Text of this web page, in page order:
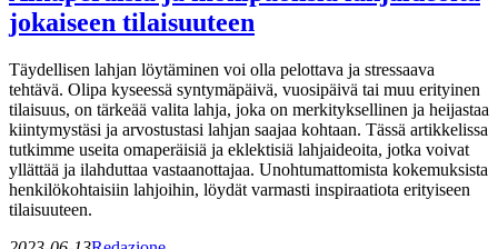
jokaiseen tilaisuuteen
Täydellisen lahjan löytäminen voi olla pelottava ja stressaava
tehtävä. Olipa kyseessä syntymäpäivä, vuosipäivä tai muu erityinen
tilaisuus, on tärkeää valita lahja, joka on merkityksellinen ja heijastaa
kiintymystäsi ja arvostustasi lahjan saajaa kohtaan. Tässä artikkelissa
tutkimme useita omaperäisiä ja eklektisiä lahjaideoita, jotka voivat
yllättää ja ilahduttaa vastaanottajaa. Unohtumattomista kokemuksista
henkilökohtaisiin lahjoihin, löydät varmasti inspiraatiota erityiseen
tilaisuuteen.